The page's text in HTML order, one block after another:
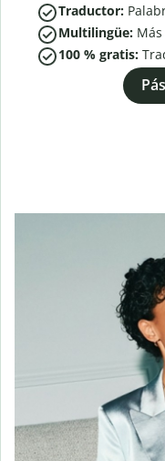
Traductor:
Multilingüe:
100 % gratis: